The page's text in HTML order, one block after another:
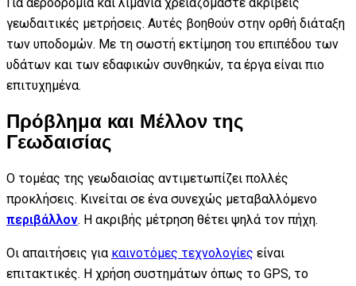
γεωδαιτικές μετρήσεις. Αυτές βοηθούν στην ορθή διάταξη
των υποδομών. Με τη σωστή εκτίμηση του επιπέδου των
υδάτων και των εδαφικών συνθηκών, τα έργα είναι πιο
επιτυχημένα.
Πρόβλημα και Μέλλον της
Γεωδαισίας
Ο τομέας της γεωδαισίας αντιμετωπίζει πολλές
προκλήσεις. Κινείται σε ένα συνεχώς μεταβαλλόμενο
περιβάλλον. Η ακριβής μέτρηση θέτει ψηλά τον πήχη.
Οι απαιτήσεις για καινοτόμες τεχνολογίες είναι
επιτακτικές. Η χρήση συστημάτων όπως το GPS, το